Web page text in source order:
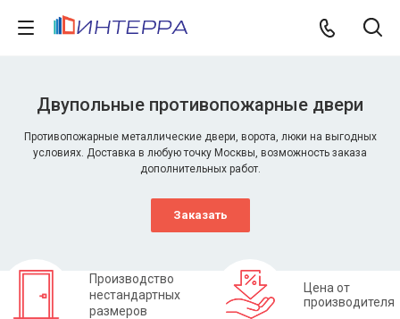
Двупольные противопожарные двери
Противопожарные металлические двери, ворота, люки на выгодных
условиях. Доставка в любую точку Москвы, возможность заказа
дополнительных работ.
Заказать
Производство
нестандартных
размеров
Цена от
производителя